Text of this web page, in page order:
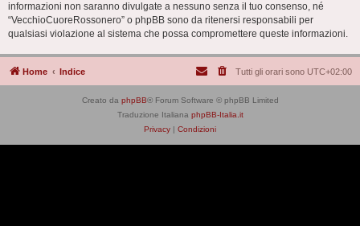
informazioni non saranno divulgate a nessuno senza il tuo consenso, né
“VecchioCuoreRossonero” o phpBB sono da ritenersi responsabili per
qualsiasi violazione al sistema che possa compromettere queste informazioni.
Home Indice Tutti gli orari sono UTC+02:00
Creato da phpBB® Forum Software © phpBB Limited
Traduzione Italiana phpBB-Italia.it
Privacy | Condizioni